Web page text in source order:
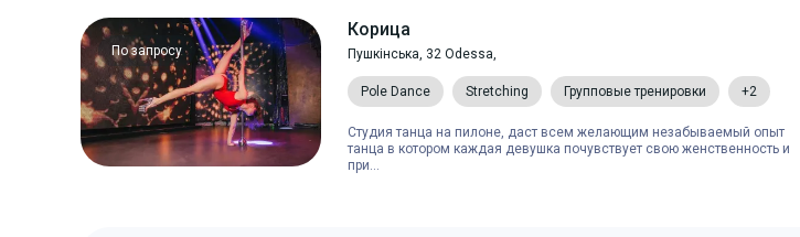
По запросу
Корица
Пушкінська, 32 Odessa,
Pole Dance Stretching Групповые тренировки +2
Студия танца на пилоне, даст всем желающим незабываемый опыт
танца в котором каждая девушка почувствует свою женственность и
при...